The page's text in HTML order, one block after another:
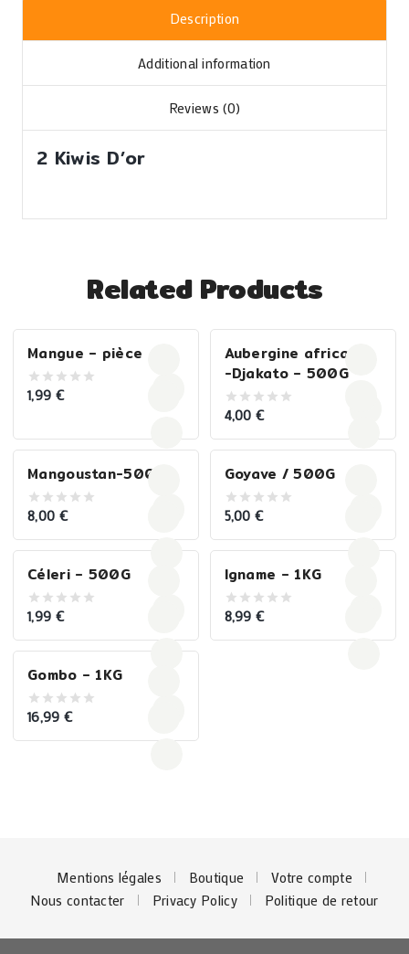
Description
Additional information
Reviews (0)
2 Kiwis D’or
Related Products
Mangue – pièce
0
1,99 €
Aubergine africaine
-Djakato – 500G
0
of
5
4,00€
Mangoustan-500G
0
of
5
8,00 €
Goyave / 500G
0
of
5
5,00€
Céleri – 500G
0
of
5
1,99 €
Igname – 1KG
0
of
8,99€
Gombo – 1KG
0
of
16,99 €
Mentions légales Boutique
Votre compte
Nous contacter
Privacy Policy Politique de retour